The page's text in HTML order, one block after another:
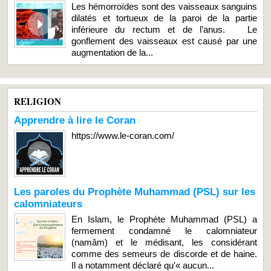
Les hémorroïdes sont des vaisseaux sanguins
dilatés et tortueux de la paroi de la partie
inférieure du rectum et de l’anus. Le
gonflement des vaisseaux est causé par une
augmentation de la...
RELIGION
Apprendre à lire le Coran
https://www.le-coran.com/
Les paroles du Prophète Muhammad (PSL) sur les
calomniateurs
En Islam, le Prophète Muhammad (PSL) a
fermement condamné le calomniateur
(namâm) et le médisant, les considérant
comme des semeurs de discorde et de haine.
Il a notamment déclaré qu'« aucun...